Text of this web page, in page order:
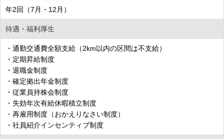
年2回（7月・12月）
待遇・福利厚生
・通勤交通費全額支給（2km以内の区間は不支給）
・定期昇給制度
・退職金制度
・確定拠出年金制度
・従業員持株会制度
・失効年次有給休暇積立制度
・再雇用制度（おかえりなさい制度）
・社員紹介インセンティブ制度